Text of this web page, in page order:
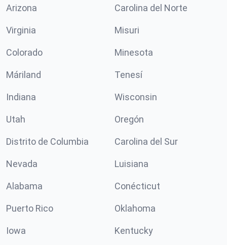
Arizona Carolina del Norte
Virginia Misuri
Colorado Minesota
Máriland Tenesí
Indiana Wisconsin
Utah Oregón
Distrito de Columbia Carolina del Sur
Nevada Luisiana
Alabama Conécticut
Puerto Rico Oklahoma
Iowa Kentucky